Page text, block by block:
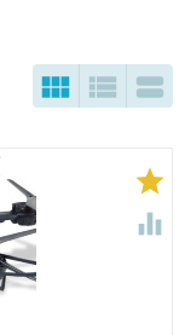
  

